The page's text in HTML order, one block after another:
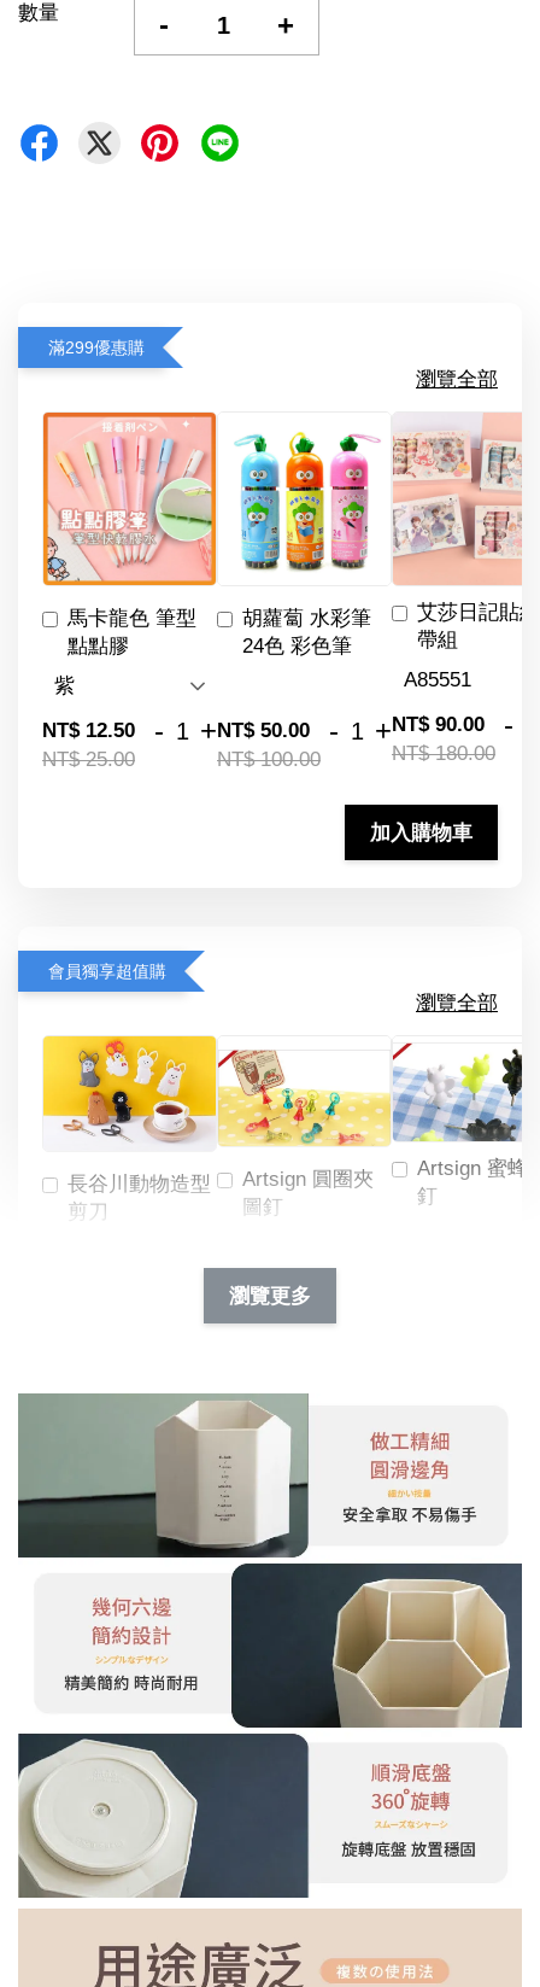
數量 - +
滿299優惠購
瀏覽全部
馬卡龍色 筆型
點點膠
NT$ 12.50
NT$ 25.00
- +
胡蘿蔔 水彩筆
24色 彩色筆
NT$ 50.00
NT$ 100.00
- +
艾莎日記貼
帶組
NT$ 90.00
NT$ 180.00
-
加入購物車
會員獨享超值購
瀏覽全部
長谷川動物造型
剪刀
Artsign 圓圈夾
圖釘
NT$ 19.00
NT$ 66.00
Artsign 蜜蜂
釘
瀏覽更多